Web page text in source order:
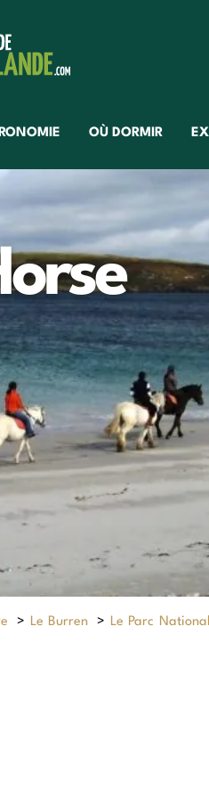
OÙ DORMIR
> Le Burren > Le Parc